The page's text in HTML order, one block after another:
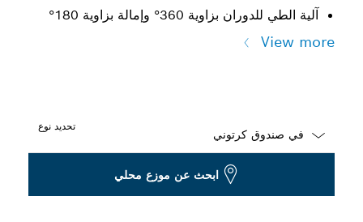
آلية الطي للدوران بزاوية 360° وإمالة بزاوية 180°
View more
تحديد نوع
ابحث عن موزع محلي